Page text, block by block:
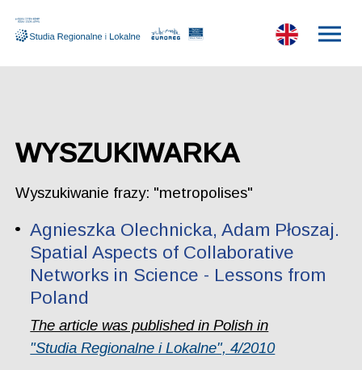
WYSZUKIWARKA
Wyszukiwanie frazy: "metropolises"
Agnieszka Olechnicka, Adam Płoszaj.
Spatial Aspects of Collaborative
Networks in Science - Lessons from
Poland
The article was published in Polish in
"Studia Regionalne i Lokalne", 4/2010